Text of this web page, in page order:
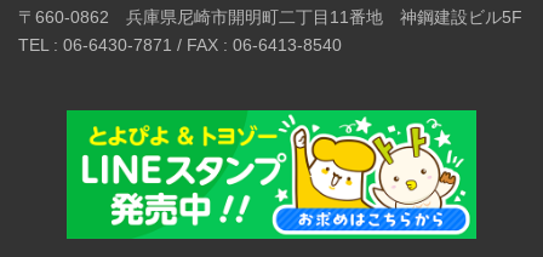
〒660-0862 兵庫県尼崎市開明町二丁目11番地 神鋼建設ビル5F
TEL : 06-6430-7871 / FAX : 06-6413-8540